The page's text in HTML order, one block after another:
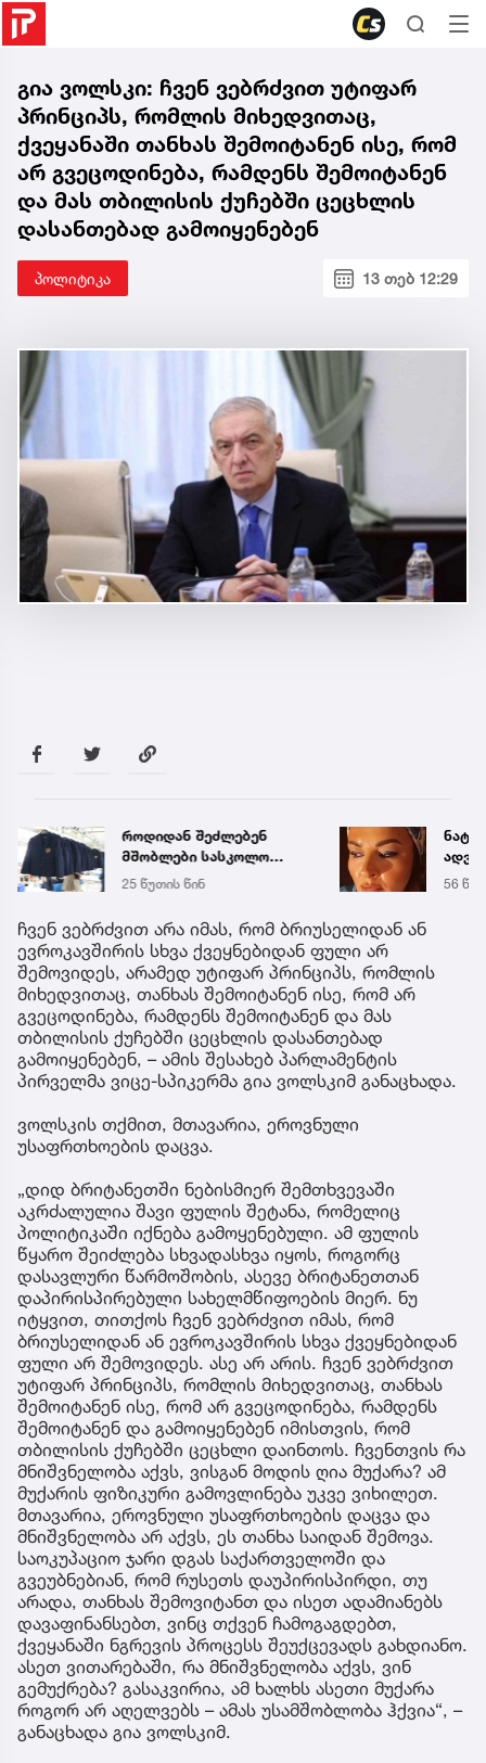
გია ვოლსკი: ჩვენ ვებრძვით უტიფარ
პრინციპს, რომლის მიხედვითაც,
ქვეყანაში თანხას შემოიტანენ ისე, რომ
არ გვეცოდინება, რამდენს შემოიტანენ
და მას თბილისის ქუჩებში ცეცხლის
დასანთებად გამოიყენებენ
პოლიტიკა 13 თებ 12:29
როდიდან შეძლებენ
მშობლები სასკოლო
ფორმების ყიდვას -
ცნობილია ზუსტი
თარიღები
25 წუთის წინ
ნატა
56
ჩვენ ვებრძვით არა იმას, რომ ბრიუსელიდან ან
ევროკავშირის სხვა ქვეყნებიდან ფული არ
შემოვიდეს, არამედ უტიფარ პრინციპს, რომლის
მიხედვითაც, თანხას შემოიტანენ ისე, რომ არ
გვეცოდინება, რამდენს შემოიტანენ და მას
თბილისის ქუჩებში ცეცხლის დასანთებად
გამოიყენებენ, – ამის შესახებ პარლამენტის
პირველმა ვიცე-სპიკერმა გია ვოლსკიმ განაცხადა.
ვოლსკის თქმით, მთავარია, ეროვნული
უსაფრთხოების დაცვა.
„დიდ ბრიტანეთში ნებისმიერ შემთხვევაში
აკრძალულია შავი ფულის შეტანა, რომელიც
პოლიტიკაში იქნება გამოყენებული. ამ ფულის
წყარო შეიძლება სხვადასხვა იყოს, როგორც
დასავლური წარმოშობის, ასევე ბრიტანეთთან
დაპირისპირებული სახელმწიფოების მიერ. ნუ
იტყვით, თითქოს ჩვენ ვებრძვით იმას, რომ
ბრიუსელიდან ან ევროკავშირის სხვა ქვეყნებიდან
ფული არ შემოვიდეს. ასე არ არის. ჩვენ ვებრძვით
უტიფარ პრინციპს, რომლის მიხედვითაც, თანხას
შემოიტანენ ისე, რომ არ გვეცოდინება, რამდენს
შემოიტანენ და გამოიყენებენ იმისთვის, რომ
თბილისის ქუჩებში ცეცხლი დაინთოს. ჩვენთვის რა
მნიშვნელობა აქვს, ვისგან მოდის ღია მუქარა? ამ
მუქარის ფიზიკური გამოვლინება უკვე ვიხილეთ.
მთავარია, ეროვნული უსაფრთხოების დაცვა და
მნიშვნელობა არ აქვს, ეს თანხა საიდან შემოვა.
საოკუპაციო ჯარი დგას საქართველოში და
გვეუბნებიან, რომ რუსეთს დაუპირისპირდი, თუ
არადა, თანხას შემოვიტანთ და ისეთ ადამიანებს
დავაფინანსებთ, ვინც თქვენ ჩამოგაგდებთ,
ქვეყანაში ნგრევის პროცესს შეუქცევადს გახდიანო.
ასეთ ვითარებაში, რა მნიშვნელობა აქვს, ვინ
გემუქრება? გასაკვირია, ამ ხალხს ასეთი მუქარა
როგორ არ აღელვებს – ამას უსამშობლობა ჰქვია“, –
განაცხადა გია ვოლსკიმ.